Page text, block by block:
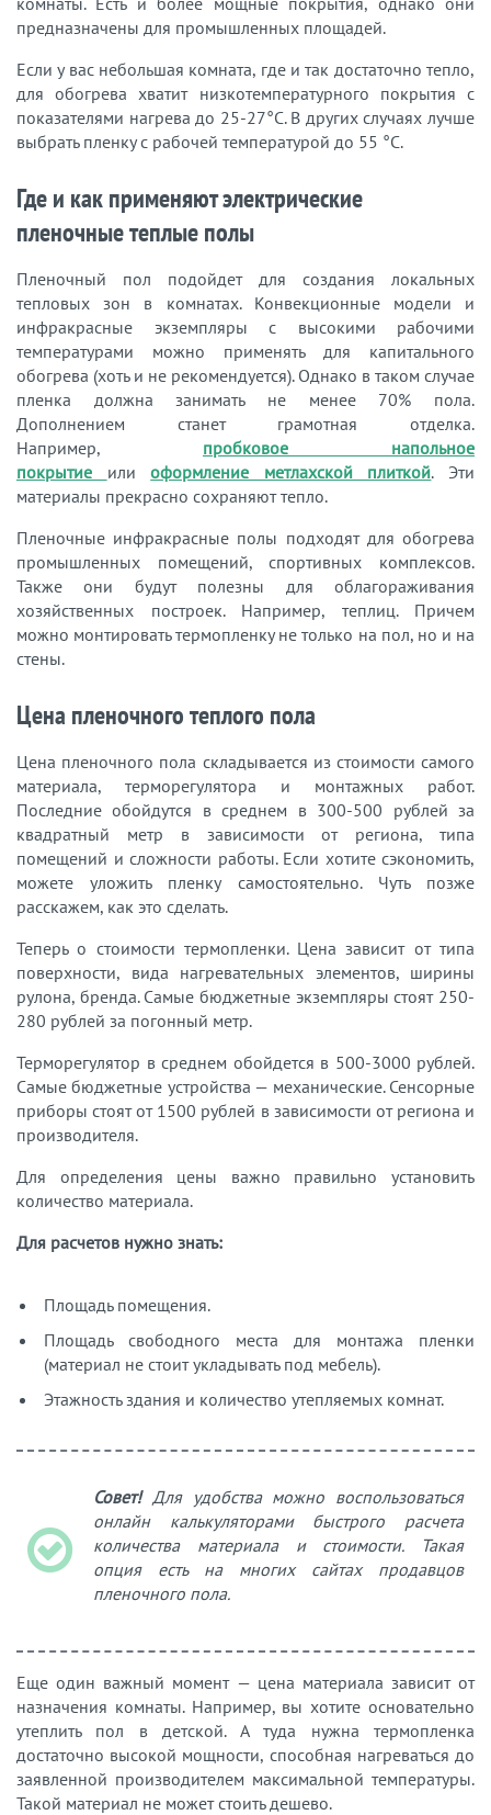
предназначены для промышленных площадей.
Если у вас небольшая комната, где и так достаточно тепло,
для обогрева хватит низкотемпературного покрытия с
показателями нагрева до 25-27°С. В других случаях лучше
выбрать пленку с рабочей температурой до 55 °С.
Где и как применяют электрические
пленочные теплые полы
Пленочный пол подойдет для создания локальных
тепловых зон в комнатах. Конвекционные модели и
инфракрасные экземпляры с высокими рабочими
температурами можно применять для капитального
обогрева (хоть и не рекомендуется). Однако в таком случае
пленка должна занимать не менее 70% пола.
Дополнением станет грамотная отделка.
Например, пробковое напольное
покрытие илиоформление метлахской плиткой. Эти
материалы прекрасно сохраняют тепло.
Пленочные инфракрасные полы подходят для обогрева
промышленных помещений, спортивных комплексов.
Также они будут полезны для облагораживания
хозяйственных построек. Например, теплиц. Причем
можно монтировать термопленку не только на пол, но и на
стены.
Цена пленочного теплого пола
Цена пленочного пола складывается из стоимости самого
материала, терморегулятора и монтажных работ.
Последние обойдутся в среднем в 300-500 рублей за
квадратный метр в зависимости от региона, типа
помещений и сложности работы. Если хотите сэкономить,
можете уложить пленку самостоятельно. Чуть позже
расскажем, как это сделать.
Теперь о стоимости термопленки. Цена зависит от типа
поверхности, вида нагревательных элементов, ширины
рулона, бренда. Самые бюджетные экземпляры стоят 250-
280 рублей за погонный метр.
Терморегулятор в среднем обойдется в 500-3000 рублей.
Самые бюджетные устройства — механические. Сенсорные
приборы стоят от 1500 рублей в зависимости от региона и
производителя.
Для определения цены важно правильно установить
количество материала.
Для расчетов нужно знать:
Площадь помещения.
Площадь свободного места для монтажа пленки
(материал не стоит укладывать под мебель).
Этажность здания и количество утепляемых комнат.
Совет! Для удобства можно воспользоваться
онлайн калькуляторами быстрого расчета
количества материала и стоимости. Такая
опция есть на многих сайтах продавцов
пленочного пола.
Еще один важный момент — цена материала зависит от
назначения комнаты. Например, вы хотите основательно
утеплить пол в детской. А туда нужна термопленка
достаточно высокой мощности, способная нагреваться до
заявленной производителем максимальной температуры.
Такой материал не может стоить дешево.